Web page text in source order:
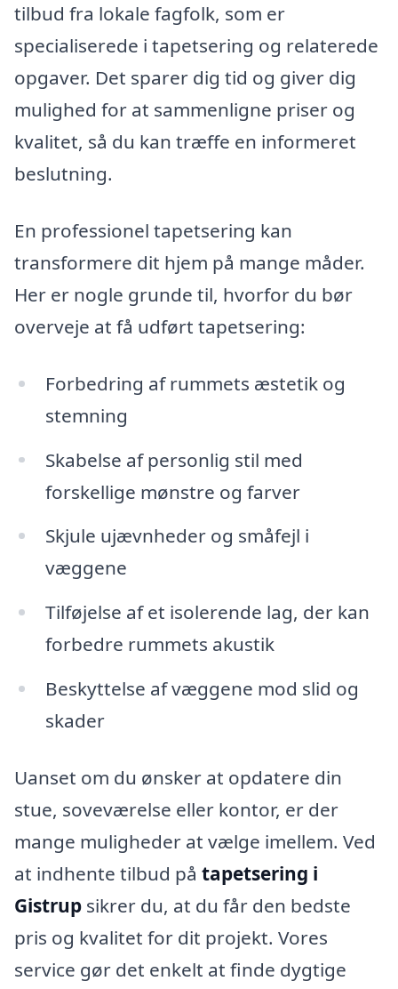
tilbud fra lokale fagfolk, som er
specialiserede i tapetsering og relaterede
opgaver. Det sparer dig tid og giver dig
mulighed for at sammenligne priser og
kvalitet, så du kan træffe en informeret
beslutning.
En professionel tapetsering kan
transformere dit hjem på mange måder.
Her er nogle grunde til, hvorfor du bør
overveje at få udført tapetsering:
Forbedring af rummets æstetik og
stemning
Skabelse af personlig stil med
forskellige mønstre og farver
Skjule ujævnheder og småfejl i
væggene
Tilføjelse af et isolerende lag, der kan
forbedre rummets akustik
Beskyttelse af væggene mod slid og
skader
Uanset om du ønsker at opdatere din
stue, soveværelse eller kontor, er der
mange muligheder at vælge imellem. Ved
at indhente tilbud på tapetsering i
Gistrup sikrer du, at du får den bedste
pris og kvalitet for dit projekt. Vores
service gør det enkelt at finde dygtige